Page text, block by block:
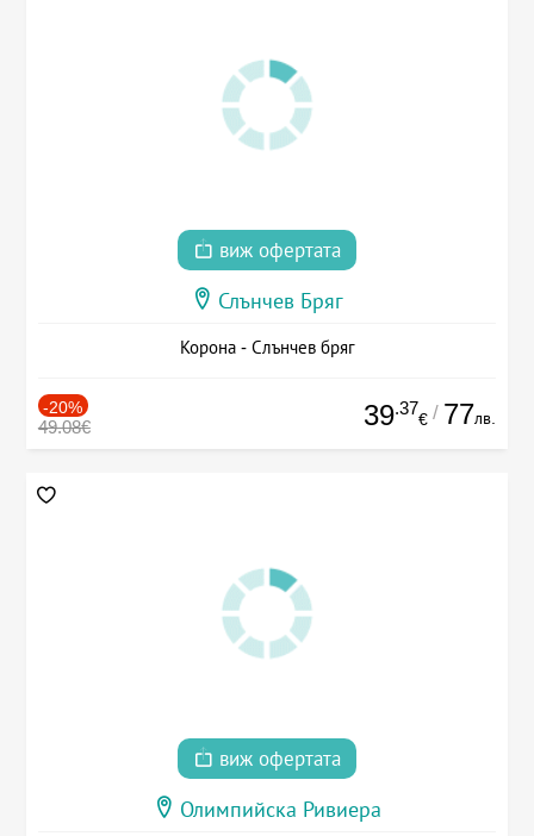
виж офертата
Слънчев Бряг
Корона - Слънчев бряг
-20%
49.08€ 39.37
€ / 77лв.
виж офертата
Олимпийска Ривиера